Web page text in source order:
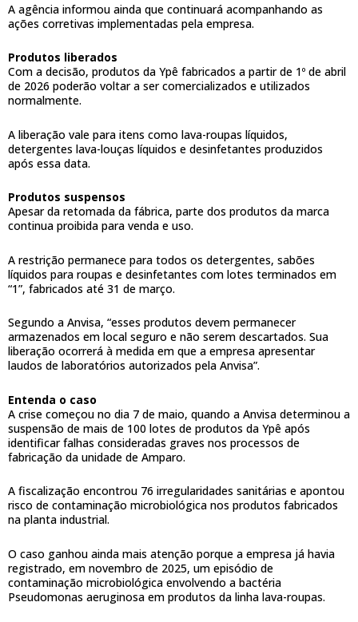
A agência informou ainda que continuará acompanhando as
ações corretivas implementadas pela empresa.
Produtos liberados
Com a decisão, produtos da Ypê fabricados a partir de 1º de abril
de 2026 poderão voltar a ser comercializados e utilizados
normalmente.
A liberação vale para itens como lava-roupas líquidos,
detergentes lava-louças líquidos e desinfetantes produzidos
após essa data.
Produtos suspensos
Apesar da retomada da fábrica, parte dos produtos da marca
continua proibida para venda e uso.
A restrição permanece para todos os detergentes, sabões
líquidos para roupas e desinfetantes com lotes terminados em
“1”, fabricados até 31 de março.
Segundo a Anvisa, “esses produtos devem permanecer
armazenados em local seguro e não serem descartados. Sua
liberação ocorrerá à medida em que a empresa apresentar
laudos de laboratórios autorizados pela Anvisa”.
Entenda o caso
A crise começou no dia 7 de maio, quando a Anvisa determinou a
suspensão de mais de 100 lotes de produtos da Ypê após
identificar falhas consideradas graves nos processos de
fabricação da unidade de Amparo.
A fiscalização encontrou 76 irregularidades sanitárias e apontou
risco de contaminação microbiológica nos produtos fabricados
na planta industrial.
O caso ganhou ainda mais atenção porque a empresa já havia
registrado, em novembro de 2025, um episódio de
contaminação microbiológica envolvendo a bactéria
Pseudomonas aeruginosa em produtos da linha lava-roupas.